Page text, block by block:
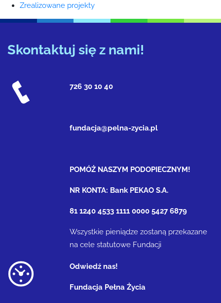
Zrealizowane projekty
Skontaktuj się z nami!
726 30 10 40
fundacja@pelna-zycia.pl
POMÓŻ NASZYM PODOPIECZNYM!
NR KONTA: Bank PEKAO S.A.
81 1240 4533 1111 0000 5427 6879
Wszystkie pieniądze zostaną przekazane
na cele statutowe Fundacji
Odwiedź nas!
Fundacja Pełna Życia